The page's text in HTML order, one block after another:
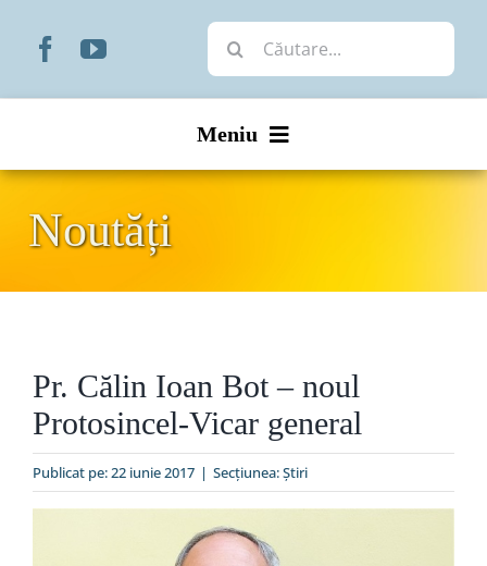
Cautare...
Meniu
Organizare
Liturgic
Special
Noutăți
Pr. Călin Ioan Bot – noul
Protosincel-Vicar general
Publicat pe: 22 iunie 2017 | Secțiunea:Ştiri